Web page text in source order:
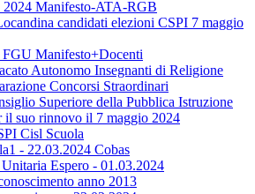
Manifesto-ATA-RGB
candidati elezioni CSPI 7 maggio
Manifesto+Docenti
Autonomo Insegnanti di Religione
Concorsi Straordinari
Superiore della Pubblica Istruzione
il suo rinnovo il 7 maggio 2024
Cisl Scuola
- 22.03.2024 Cobas
Unitaria Espero - 01.03.2024
anno 2013